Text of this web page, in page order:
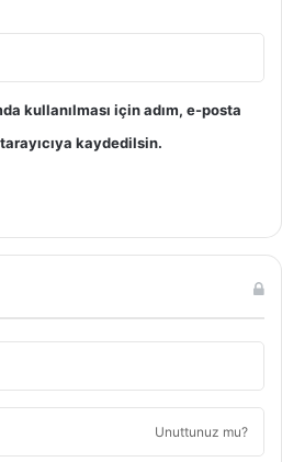
kullanılması için adım, e-posta
kaydedilsin.
Unuttunuz mu?